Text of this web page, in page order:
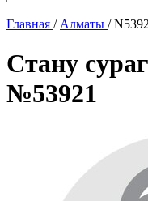
Главная / Алматы /
Стану
№53921